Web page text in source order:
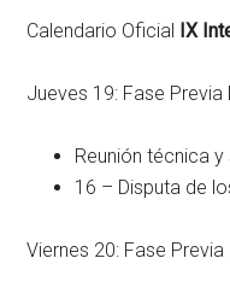
Calendario Oficial IX
Jueves 19: Fase Previa
Reunión técnica
16 – Disputa de
Viernes 20: Fase